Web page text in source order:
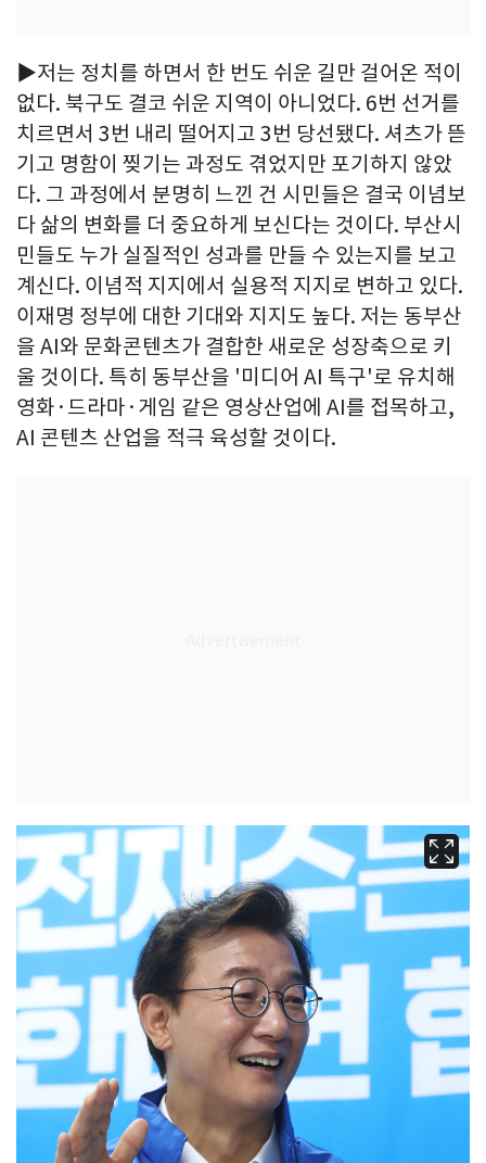
▶저는 정치를 하면서 한 번도 쉬운 길만 걸어온 적이
없다. 북구도 결코 쉬운 지역이 아니었다. 6번 선거를
치르면서 3번 내리 떨어지고 3번 당선됐다. 셔츠가 뜯
기고 명함이 찢기는 과정도 겪었지만 포기하지 않았
다. 그 과정에서 분명히 느낀 건 시민들은 결국 이념보
다 삶의 변화를 더 중요하게 보신다는 것이다. 부산시
민들도 누가 실질적인 성과를 만들 수 있는지를 보고
계신다. 이념적 지지에서 실용적 지지로 변하고 있다.
이재명 정부에 대한 기대와 지지도 높다. 저는 동부산
을 AI와 문화콘텐츠가 결합한 새로운 성장축으로 키
울 것이다. 특히 동부산을 '미디어 AI 특구'로 유치해
영화·드라마·게임 같은 영상산업에 AI를 접목하고,
AI 콘텐츠 산업을 적극 육성할 것이다.